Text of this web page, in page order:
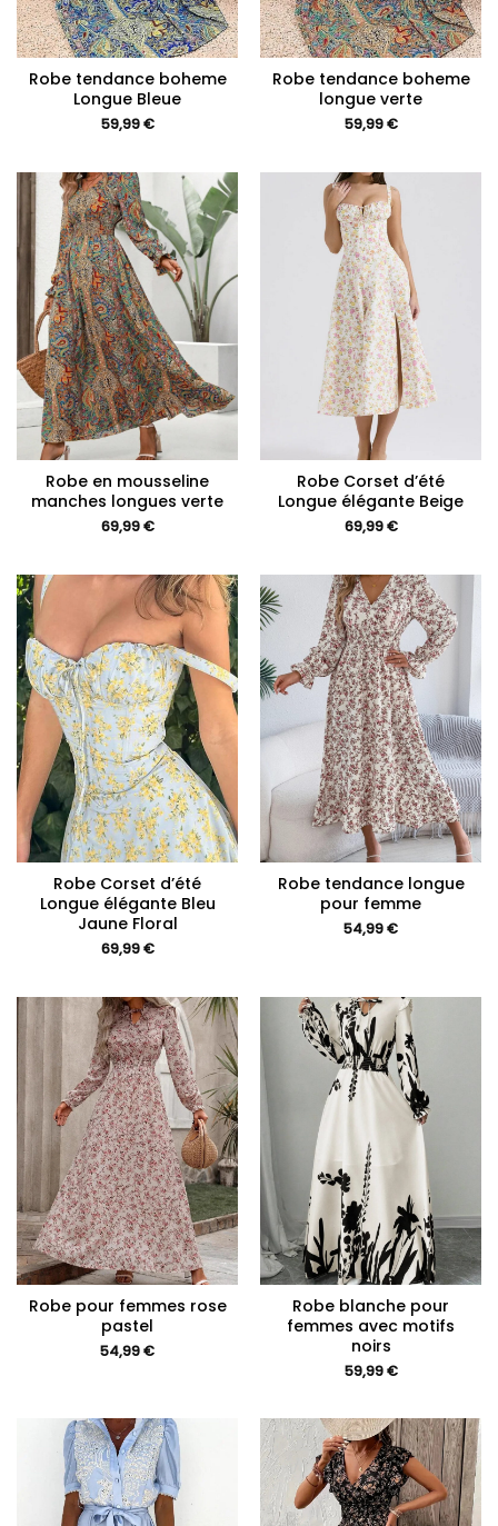
Robe tendance boheme
Longue Bleue
59,99€
Robe tendance boheme
longue verte
59,99€
Robe en mousseline
manches longues verte
69,99€
Robe Corset d’été
Longue élégante Beige
69,99€
Robe Corset d’été
Longue élégante Bleu
Jaune Floral
69,99€
Robe tendance longue
pour femme
54,99€
Robe pour femmes rose
pastel
54,99€
Robe blanche pour
femmes avec motifs
noirs
59,99€